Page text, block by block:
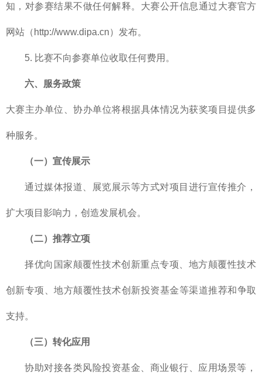
知，对参赛结果不做任何解释。大赛公开信息通过大赛官方
网站（http://www.dipa.cn）发布。
5. 比赛不向参赛单位收取任何费用。
六、服务政策
大赛主办单位、协办单位将根据具体情况为获奖项目提供多
种服务。
（一）宣传展示
通过媒体报道、展览展示等方式对项目进行宣传推介，
扩大项目影响力，创造发展机会。
（二）推荐立项
择优向国家颠覆性技术创新重点专项、地方颠覆性技术
创新专项、地方颠覆性技术创新投资基金等渠道推荐和争取
支持。
（三）转化应用
协助对接各类风险投资基金、商业银行、应用场景等，